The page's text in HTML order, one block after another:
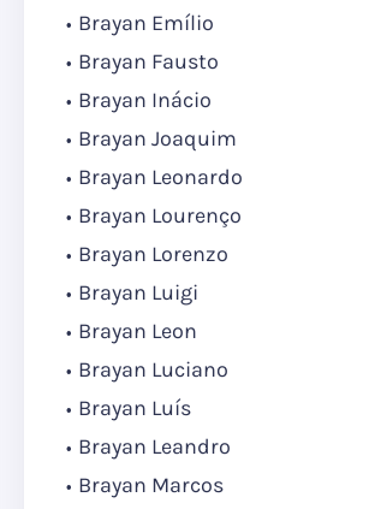
Brayan Emílio
Brayan Fausto
Brayan Inácio
Brayan Joaquim
Brayan Leonardo
Brayan Lourenço
Brayan Lorenzo
Brayan Luigi
Brayan Leon
Brayan Luciano
Brayan Luís
Brayan Leandro
Brayan Marcos